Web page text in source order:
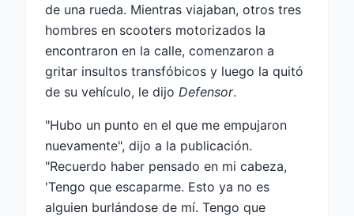
de una rueda. Mientras viajaban, otros tres
hombres en scooters motorizados la
encontraron en la calle, comenzaron a
gritar insultos transfóbicos y luego la quitó
de su vehículo, le dijo Defensor.
"Hubo un punto en el que me empujaron
nuevamente", dijo a la publicación.
"Recuerdo haber pensado en mi cabeza,
'Tengo que escaparme. Esto ya no es
alguien burlándose de mí. Tengo que